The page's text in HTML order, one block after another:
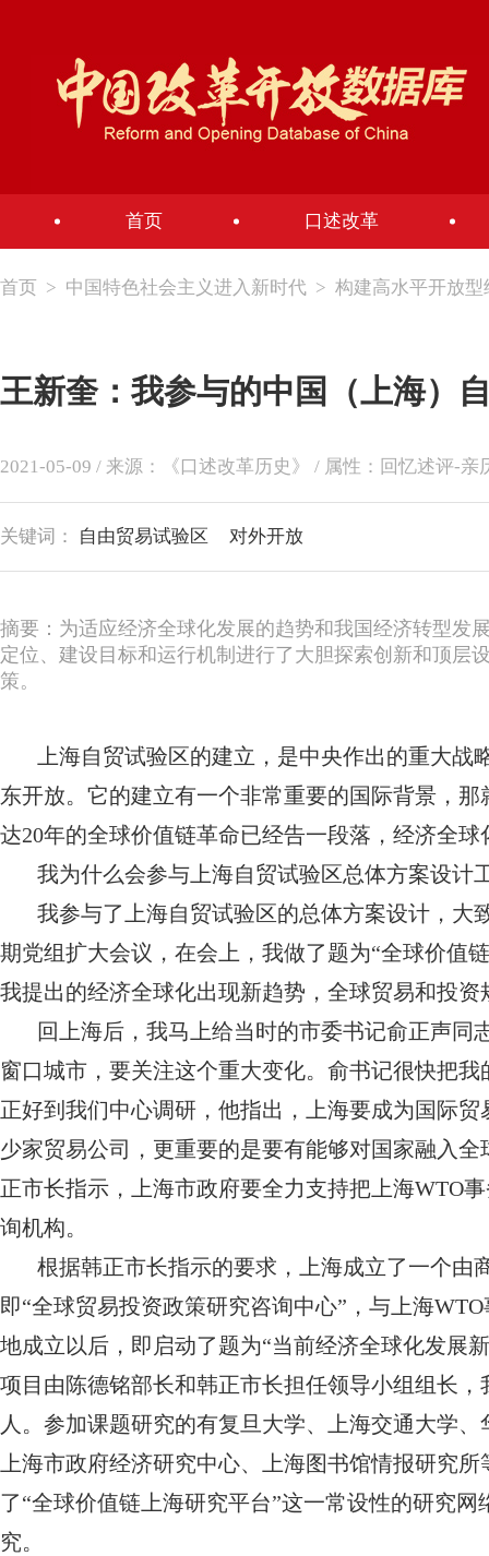
首页 口述改革
首页 > 中国特色社会主义进入新时代 > 构建高水平开放型
王新奎：我参与的中国（上海）
2021-05-09 / 来源：《口述改革历史》 / 属性：回忆述评-亲
关键词： 自由贸易试验区 对外开放
摘要：为适应经济全球化发展的趋势和我国经济转型发
定位、建设目标和运行机制进行了大胆探索创新和顶层
策。
上海自贸试验区的建立，是中央作出的重大
东开放。它的建立有一个非常重要的国际背景，
达20年的全球价值链革命已经告一段落，经济全
我为什么会参与上海自贸试验区总体方案设计
我参与了上海自贸试验区的总体方案设计，大
期党组扩大会议，在会上，我做了题为“全球价值
我提出的经济全球化出现新趋势，全球贸易和投
回上海后，我马上给当时的市委书记俞正声
窗口城市，要关注这个重大变化。俞书记很快把
正好到我们中心调研，他指出，上海要成为国际
少家贸易公司，更重要的是要有能够对国家融入
正市长指示，上海市政府要全力支持把上海WTO
询机构。
根据韩正市长指示的要求，上海成立了一个由
即“全球贸易投资政策研究咨询中心”，与上海
地成立以后，即启动了题为“当前经济全球化发展
项目由陈德铭部长和韩正市长担任领导小组组长
人。参加课题研究的有复旦大学、上海交通大学
上海市政府经济研究中心、上海图书馆情报研究
了“全球价值链上海研究平台”这一常设性的研究
究。